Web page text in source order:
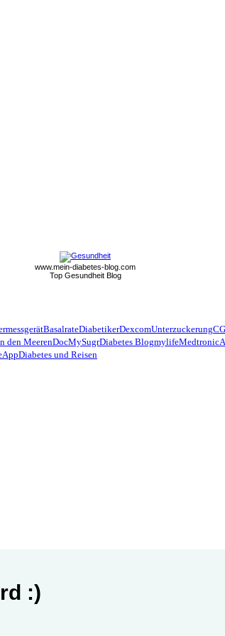
www.mein-diabetes-blog.com
Top Gesundheit Blog
BasalrateDiabetikerDexcomUnterzuckerung
den MeerenDocMySugrDiabetes BlogmylifeMedtronic
AppDiabetes und Reisen
:)